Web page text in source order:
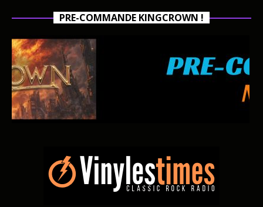
PRE-COMMANDE KINGCROWN !